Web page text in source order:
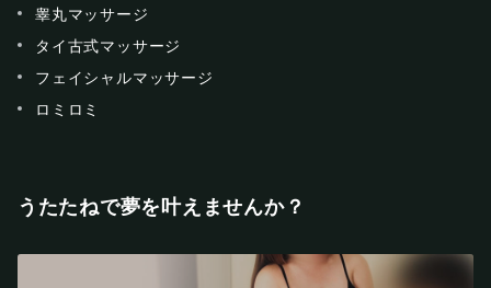
睾丸マッサージ
タイ古式マッサージ
フェイシャルマッサージ
ロミロミ
うたたねで夢を叶えませんか？